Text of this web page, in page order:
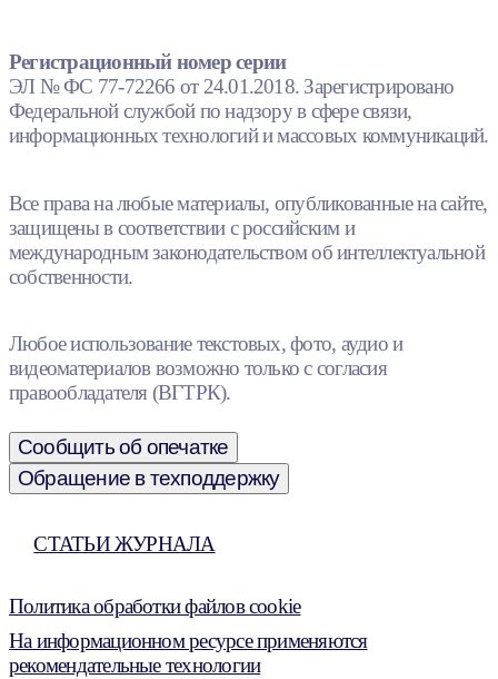
Регистрационный номер серии
ЭЛ № ФС 77-72266 от 24.01.2018. Зарегистрировано
Федеральной службой по надзору в сфере связи,
информационных технологий и массовых коммуникаций.
Все права на любые материалы, опубликованные на сайте,
защищены в соответствии с российским и
международным законодательством об интеллектуальной
собственности.
Любое использование текстовых, фото, аудио и
видеоматериалов возможно только с согласия
правообладателя (ВГТРК).
Сообщить об опечатке
Обращение в техподдержку
СТАТЬИ ЖУРНАЛА
Политика обработки файлов cookie
На информационном ресурсе применяются
рекомендательные технологии